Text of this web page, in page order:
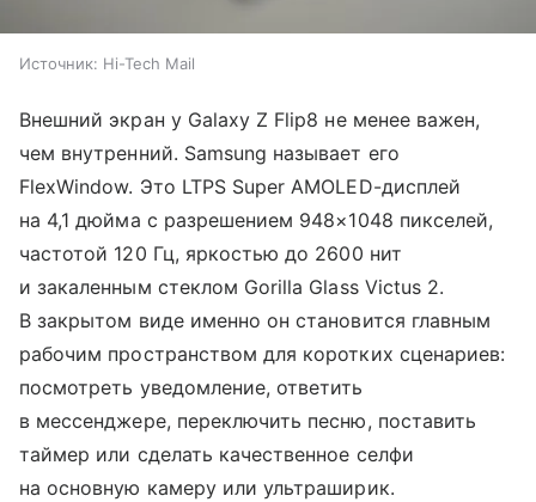
Источник: Hi-Tech Mail
Внешний экран у Galaxy Z Flip8 не менее важен,
чем внутренний. Samsung называет его
FlexWindow. Это LTPS Super AMOLED-дисплей
на 4,1 дюйма с разрешением 948×1048 пикселей,
частотой 120 Гц, яркостью до 2600 нит
и закаленным стеклом Gorilla Glass Victus 2.
В закрытом виде именно он становится главным
рабочим пространством для коротких сценариев:
посмотреть уведомление, ответить
в мессенджере, переключить песню, поставить
таймер или сделать качественное селфи
на основную камеру или ультраширик.